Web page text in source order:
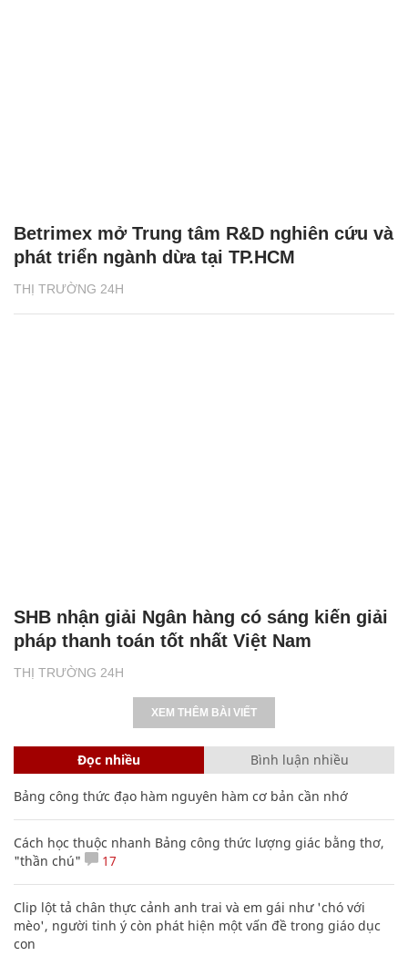
THỊ TRƯỜNG 24H
Betrimex mở Trung tâm R&D nghiên cứu và
phát triển ngành dừa tại TP.HCM
THỊ TRƯỜNG 24H
SHB nhận giải Ngân hàng có sáng kiến giải
pháp thanh toán tốt nhất Việt Nam
XEM THÊM BÀI VIẾT
Đọc nhiều Bình luận nhiều
Bảng công thức đạo hàm nguyên hàm cơ bản cần nhớ
Cách học thuộc nhanh Bảng công thức lượng giác bằng thơ,
"thần chú"
17
Clip lột tả chân thực cảnh anh trai và em gái như 'chó với
mèo', người tinh ý còn phát hiện một vấn đề trong giáo dục
con